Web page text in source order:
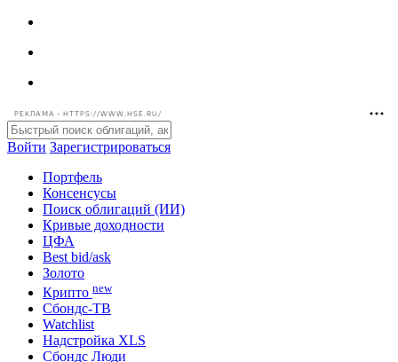
РЕКЛАМА • HTTPS://WWW.HSE.RU/
Войти Зарегистрироваться
Портфель
Консенсусы
Поиск облигаций (ИИ)
Кривые доходности
ЦФА
Best bid/ask
Золото
Крипто new